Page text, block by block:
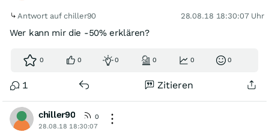
Antwort auf chiller90 28.08.18 18:30:07 Uhr
Wer kann mir die -50% erklären?
0 0 0 0 0 0
1 Zitieren
chiller90
0
28.08.18 18:30:07